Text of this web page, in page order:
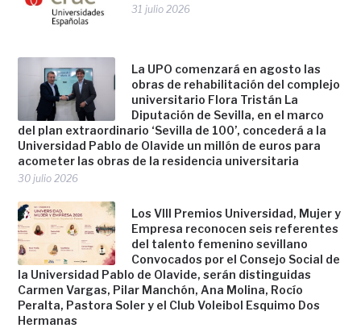
31 julio 2026
La UPO comenzará en agosto las
obras de rehabilitación del complejo
universitario Flora Tristán La
Diputación de Sevilla, en el marco
del plan extraordinario ‘Sevilla de 100’, concederá a la
Universidad Pablo de Olavide un millón de euros para
acometer las obras de la residencia universitaria
30 julio 2026
Los VIII Premios Universidad, Mujer y
Empresa reconocen seis referentes
del talento femenino sevillano
Convocados por el Consejo Social de
la Universidad Pablo de Olavide, serán distinguidas
Carmen Vargas, Pilar Manchón, Ana Molina, Rocío
Peralta, Pastora Soler y el Club Voleibol Esquimo Dos
Hermanas